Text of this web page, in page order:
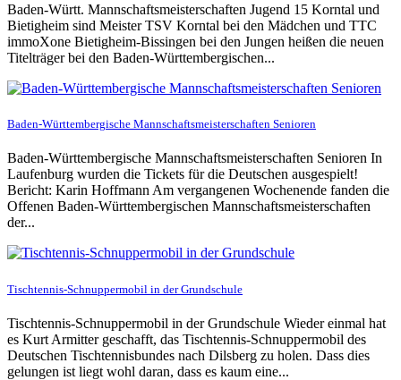
Baden-Württ. Mannschaftsmeisterschaften Jugend 15 Korntal und
Bietigheim sind Meister TSV Korntal bei den Mädchen und TTC
immoXone Bietigheim-Bissingen bei den Jungen heißen die neuen
Titelträger bei den Baden-Württembergischen...
Baden-Württembergische Mannschaftsmeisterschaften Senioren
Baden-Württembergische Mannschaftsmeisterschaften Senioren In
Laufenburg wurden die Tickets für die Deutschen ausgespielt!
Bericht: Karin Hoffmann Am vergangenen Wochenende fanden die
Offenen Baden-Württembergischen Mannschaftsmeisterschaften
der...
Tischtennis-Schnuppermobil in der Grundschule
Tischtennis-Schnuppermobil in der Grundschule Wieder einmal hat
es Kurt Armitter geschafft, das Tischtennis-Schnuppermobil des
Deutschen Tischtennisbundes nach Dilsberg zu holen. Dass dies
gelungen ist liegt wohl daran, dass es kaum eine...